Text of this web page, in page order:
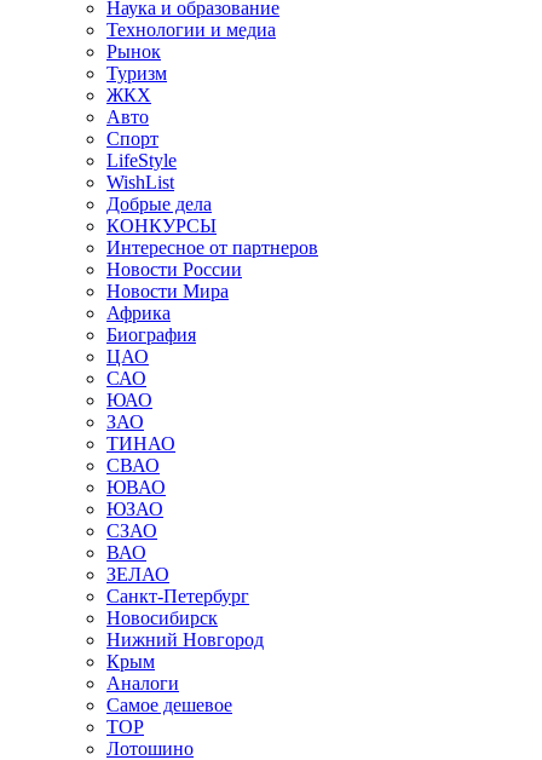
Наука и образование
Технологии и медиа
Рынок
Туризм
ЖКХ
Авто
Спорт
LifeStyle
WishList
Добрые дела
КОНКУРСЫ
Интересное от партнеров
Новости России
Новости Мира
Африка
Биография
ЦАО
САО
ЮАО
ЗАО
ТИНАО
СВАО
ЮВАО
ЮЗАО
СЗАО
ВАО
ЗЕЛАО
Санкт-Петербург
Новосибирск
Нижний Новгород
Крым
Аналоги
Самое дешевое
TOP
Лотошино